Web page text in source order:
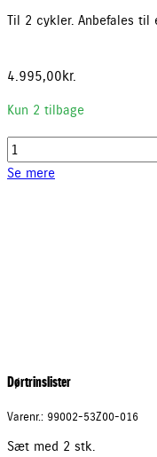
Til 2 cykler. Anbefales til
4.995,00kr.
Kun 2 tilbage
Cykelholder
til
anhængetræk
Se mere
Dørtrinslister
Varenr.: 99002-53Z00-016
Sæt med 2 stk.